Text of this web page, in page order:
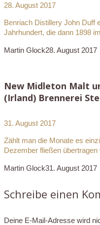
28. August 2017
Benriach Distillery John Duff
Jahrhundert, die dann 1898
Martin Glock28. August 2017
New Midleton Malt
(Irland) Brennerei
31. August 2017
Zählt man die Monate es
Dezember fließen übertragen
Martin Glock31. August 2017
Schreibe einen
Deine E-Mail-Adresse wird